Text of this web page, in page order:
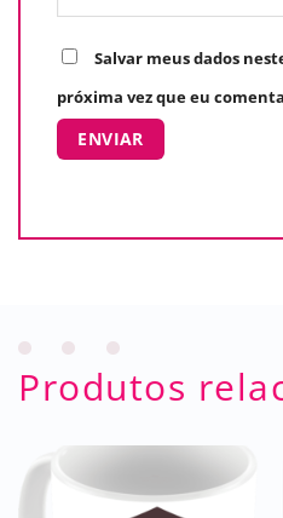
Salvar meus dados
próxima vez que eu
Produtos